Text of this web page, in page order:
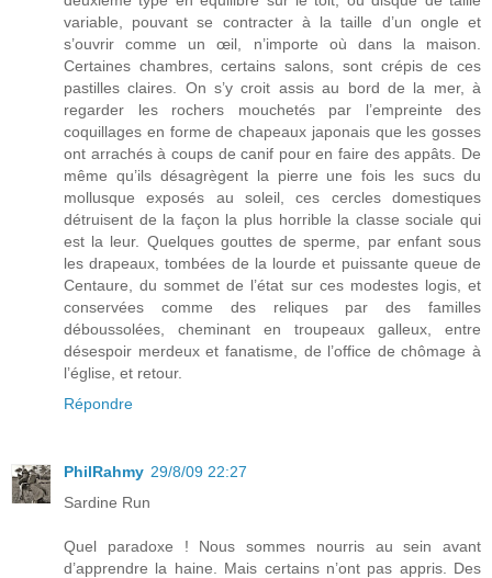
variable, pouvant se contracter à la taille d’un ongle et
s’ouvrir comme un œil, n’importe où dans la maison.
Certaines chambres, certains salons, sont crépis de ces
pastilles claires. On s’y croit assis au bord de la mer, à
regarder les rochers mouchetés par l’empreinte des
coquillages en forme de chapeaux japonais que les gosses
ont arrachés à coups de canif pour en faire des appâts. De
même qu’ils désagrègent la pierre une fois les sucs du
mollusque exposés au soleil, ces cercles domestiques
détruisent de la façon la plus horrible la classe sociale qui
est la leur. Quelques gouttes de sperme, par enfant sous
les drapeaux, tombées de la lourde et puissante queue de
Centaure, du sommet de l’état sur ces modestes logis, et
conservées comme des reliques par des familles
déboussolées, cheminant en troupeaux galleux, entre
désespoir merdeux et fanatisme, de l’office de chômage à
l’église, et retour.
Répondre
PhilRahmy 29/8/09 22:27
Sardine Run
Quel paradoxe ! Nous sommes nourris au sein avant
d’apprendre la haine. Mais certains n’ont pas appris. Des